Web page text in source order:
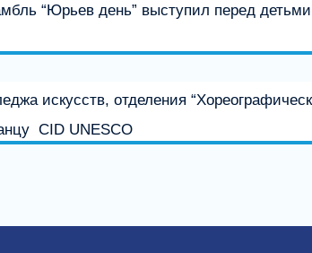
“Юрьев день” выступил перед
искусств, отделения
CID UNESCO